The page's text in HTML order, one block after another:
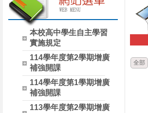
本校高中學生自主學習
實施規定
114學年度第2學期增廣
補強開課
114學年度第1學期增廣
補強開課
113學年度第2學期增廣
全部